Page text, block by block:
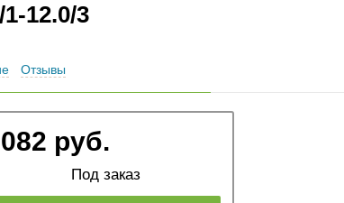
12.0/3
Отзывы
руб.
Под заказ